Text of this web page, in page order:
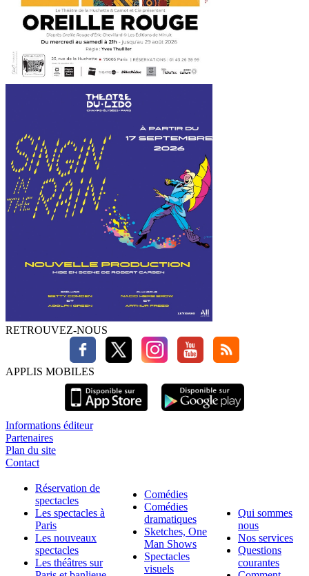
RETROUVEZ-NOUS
APPLIS MOBILES
Informations éditeur
Partenaires
Plan du site
Contact
Réservation de
spectacles
Les spectacles à
Paris
Les nouveaux
spectacles
Les théâtres sur
Comédies
Comédies
dramatiques
Sketches, One
Man Shows
Spectacles
visuels
Qui sommes
nous
Nos services
Questions
courantes